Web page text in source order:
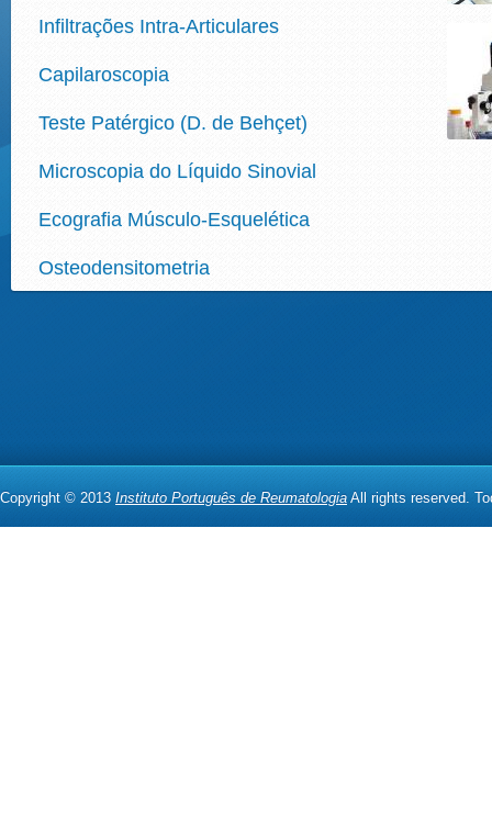
Infiltrações Intra-Articulares
Capilaroscopia
Teste Patérgico (D. de Behçet)
Microscopia do Líquido Sinovial
Ecografia Músculo-Esquelética
Osteodensitometria
Copyright © 2013 Instituto Português de Reumatologia All rights reserved.